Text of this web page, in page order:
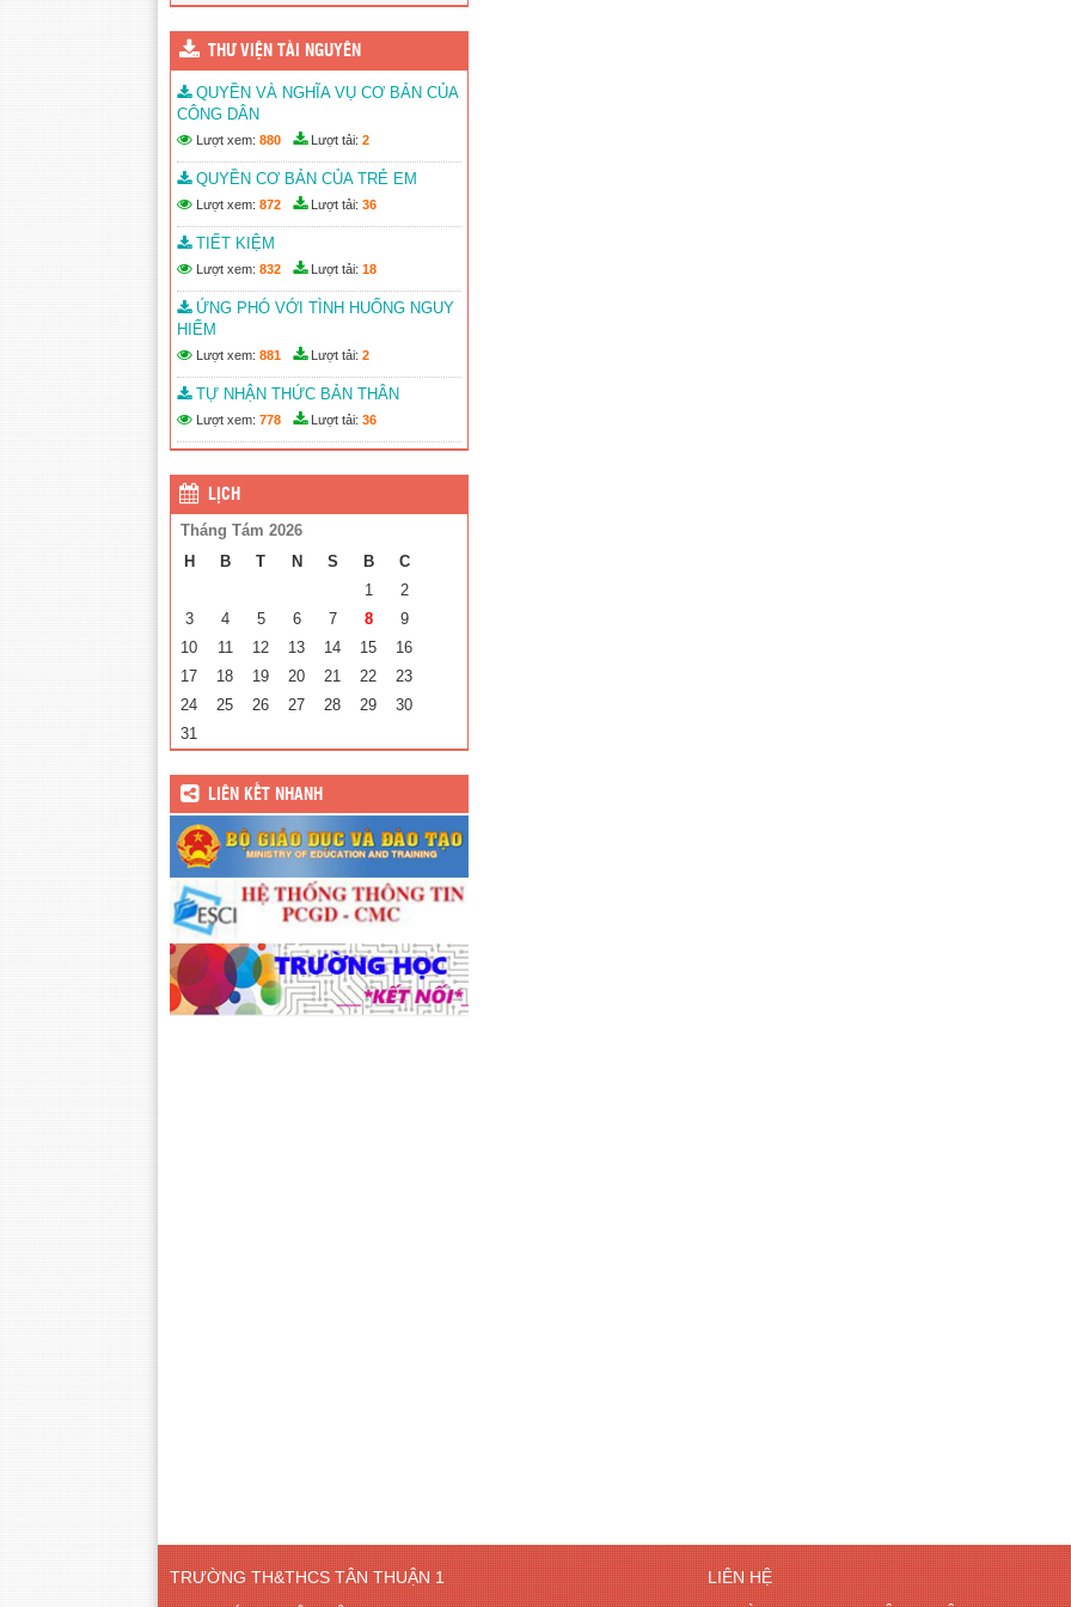
THƯ VIỆN TÀI NGUYÊN
QUYỀN VÀ NGHĨA VỤ CƠ BẢN CỦA
CÔNG DÂN
Lượt xem: 880 Lượt tải: 2
QUYỀN CƠ BẢN CỦA TRẺ EM
Lượt xem: 872 Lượt tải: 36
TIẾT KIỆM
Lượt xem: 832 Lượt tải: 18
ỨNG PHÓ VỚI TÌNH HUỐNG NGUY
HIỂM
Lượt xem: 881 Lượt tải: 2
TỰ NHẬN THỨC BẢN THÂN
Lượt xem: 778 Lượt tải: 36
LỊCH
Tháng Tám 2026
H
B T N S B
C
1
2
3
4 5 6 7 8
9
10
11 12 13 14 15
16
17
18 19 20 21 22
23
24
25 26 27 28 29
30
31
LIÊN KẾT NHANH
TRƯỜNG TH&THCS TÂN THUẬN 1
LIÊN HỆ